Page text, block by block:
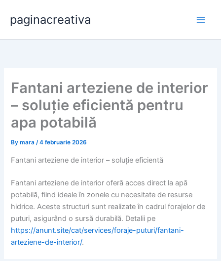
content
paginacreativa
Fantani arteziene de interior
– soluție eficientă pentru
apa potabilă
Bymara/4 februarie 2026
Fantani arteziene de interior – soluție eficientă
Fantani arteziene de interior oferă acces direct la apă
potabilă, fiind ideale în zonele cu necesitate de resurse
hidrice. Aceste structuri sunt realizate în cadrul forajelor de
puturi, asigurând o sursă durabilă. Detalii pe
https://anunt.site/cat/services/foraje-puturi/fantani-
arteziene-de-interior/.